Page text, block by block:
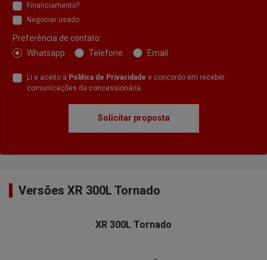
Financiamento?
Negociar usado
Preferência de contato:
Whatsapp
Telefone Email
Li e aceito a Política de Privacidade e concordo em receber
comunicações da concessionária.
Solicitar proposta
Versões XR 300L Tornado
XR 300L Tornado